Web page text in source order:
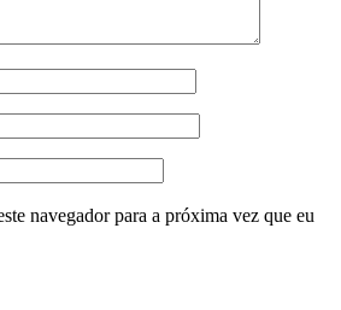
navegador para a próxima vez que eu